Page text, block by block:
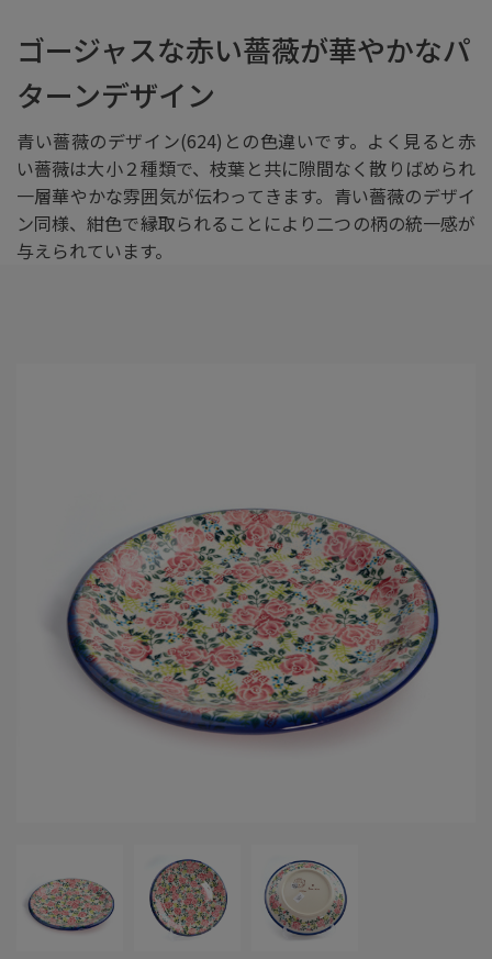
ゴージャスな赤い薔薇が華やかなパ
ターンデザイン
青い薔薇のデザイン(624)との色違いです。よく見ると赤
い薔薇は大小２種類で、枝葉と共に隙間なく散りばめられ
一層華やかな雰囲気が伝わってきます。青い薔薇のデザイ
ン同様、紺色で縁取られることにより二つの柄の統一感が
与えられています。